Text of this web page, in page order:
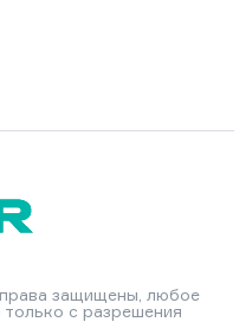
защищены, любое
с разрешения